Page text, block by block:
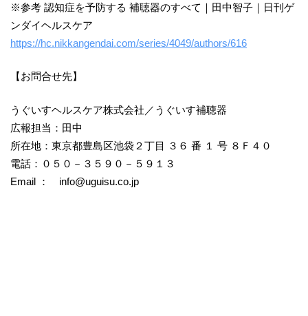
※参考 認知症を予防する 補聴器のすべて｜田中智子｜日刊ゲ
ンダイヘルスケア
https://hc.nikkangendai.com/series/4049/authors/616
【お問合せ先】
うぐいすヘルスケア株式会社／うぐいす補聴器
広報担当：田中
所在地：東京都豊島区池袋２丁目 ３６ 番 １ 号 ８Ｆ４０
電話：０５０－３５９０－５９１３
Email ： info@uguisu.co.jp